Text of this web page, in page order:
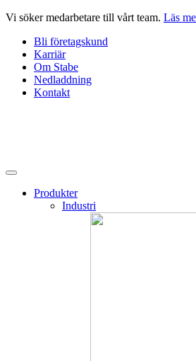
Hoppa
innehåll
Vi söker medarbetare till vårt team. Läs
Bli företagskund
Karriär
Om Stabe
Nedladdning
Kontakt
Produkter
Industri